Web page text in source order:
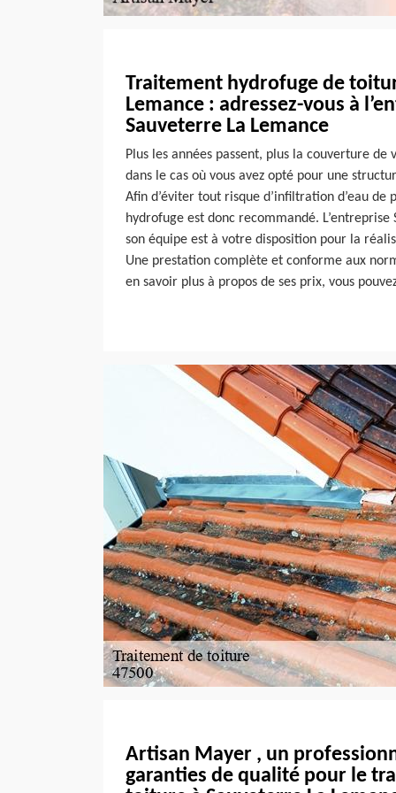
Traitement hydrofuge de
Lemance : adressez-vous à
Sauveterre La Lemance
Plus les années passent, plus la couverture
dans le cas où vous avez opté pour une
Afin d’éviter tout risque d’infiltration d’eau
hydrofuge est donc recommandé.
son équipe est à votre disposition pour la
Une prestation complète et conforme aux
en savoir plus à propos de ses prix, vous
Artisan Mayer , un
garanties de qualité pour le